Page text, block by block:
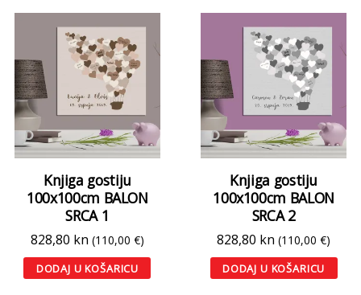
Knjiga gostiju
100x100cm BALON
SRCA 1
828,80 kn (110,00 €)
DODAJ U KOŠARICU
Knjiga gostiju
100x100cm BALON
SRCA 2
828,80 kn (110,00 €)
DODAJ U KOŠARICU